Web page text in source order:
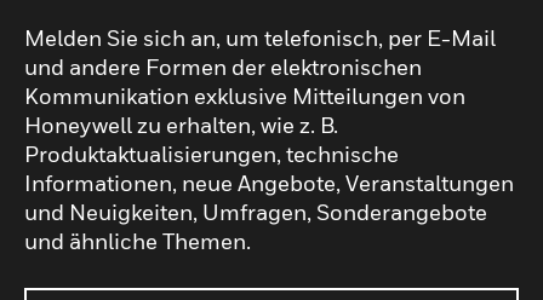
Melden Sie sich an, um telefonisch, per E-Mail
und andere Formen der elektronischen
Kommunikation exklusive Mitteilungen von
Honeywell zu erhalten, wie z. B.
Produktaktualisierungen, technische
Informationen, neue Angebote, Veranstaltungen
und Neuigkeiten, Umfragen, Sonderangebote
und ähnliche Themen.